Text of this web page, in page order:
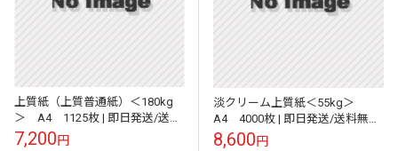
上質紙（上質普通紙）＜180kg
＞ A4 1125枚 | 即日発送/送料
無料 | サイズ変更可 |
7,200円
淡クリーム上質紙＜55kg＞
A4 4000枚 | 即日発送/送料無料
| サイズ変更可 |
8,600円